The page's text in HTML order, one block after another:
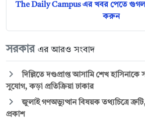
The Daily Campus এর খবর পেতে
করুন
সরকার এর আরও সংবাদ
দিল্লিতে দণ্ডপ্রাপ্ত আসামি শেখ হাসিনাকে
সুযোগ, কড়া প্রতিক্রিয়া ঢাকার
জুলাই গণঅভ্যুত্থান বিষয়ক তথ্যচিত্রে ত্রুটি,
প্রকাশ